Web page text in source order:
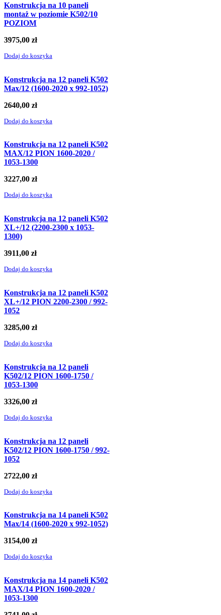
Konstrukcja na 10 paneli
montaż w poziomie K502/10
POZIOM
3975,00 zł
Dodaj do koszyka
Konstrukcja na 12 paneli K502
Max/12 (1600-2020 x 992-1052)
2640,00 zł
Dodaj do koszyka
Konstrukcja na 12 paneli K502
MAX/12 PION 1600-2020 /
1053-1300
3227,00 zł
Dodaj do koszyka
Konstrukcja na 12 paneli K502
XL+/12 (2200-2300 x 1053-
1300)
3911,00 zł
Dodaj do koszyka
Konstrukcja na 12 paneli K502
XL+/12 PION 2200-2300 / 992-
1052
3285,00 zł
Dodaj do koszyka
Konstrukcja na 12 paneli
K502/12 PION 1600-1750 /
1053-1300
3326,00 zł
Dodaj do koszyka
Konstrukcja na 12 paneli
K502/12 PION 1600-1750 / 992-
1052
2722,00 zł
Dodaj do koszyka
Konstrukcja na 14 paneli K502
Max/14 (1600-2020 x 992-1052)
3154,00 zł
Dodaj do koszyka
Konstrukcja na 14 paneli K502
MAX/14 PION 1600-2020 /
1053-1300